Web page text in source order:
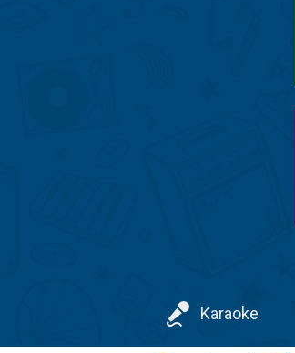
Karaoke